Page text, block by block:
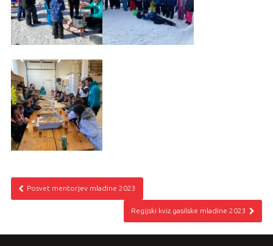
Posvet mentorjev mladine 2023
Regijski kviz gasilske mladine 2023